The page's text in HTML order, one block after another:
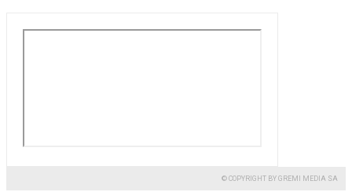
© COPYRIGHT BY GREMI MEDIA SA